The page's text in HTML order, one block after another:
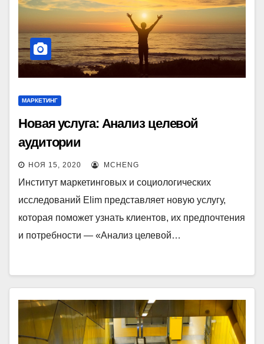
МАРКЕТИНГ
Новая услуга: Анализ целевой
аудитории
НОЯ 15, 2020 MCHENG
Институт маркетинговых и социологических
исследований Elim представляет новую услугу,
которая поможет узнать клиентов, их предпочтения
и потребности — «Анализ целевой…